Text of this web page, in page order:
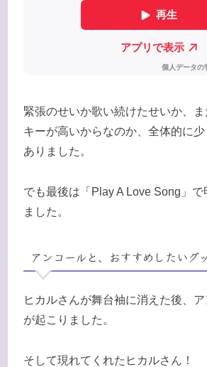
緊張のせいか歌い続けたせいか、
キーが高いからなのか、全体的に
ありました。
でも最後は「Play A Love Song」で
ました。
アンコールと、おすすめしたいグ
ヒカルさんが舞台袖に消えた後、
が起こりました。
そして現れてくれたヒカルさん！